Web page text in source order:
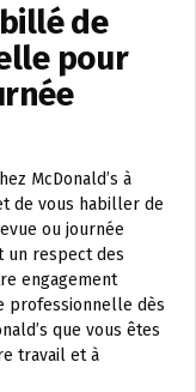
de
pour
McDonald’s à
de vous habiller de
ou journée
un respect des
engagement
professionnelle dès
que vous êtes
travail et à